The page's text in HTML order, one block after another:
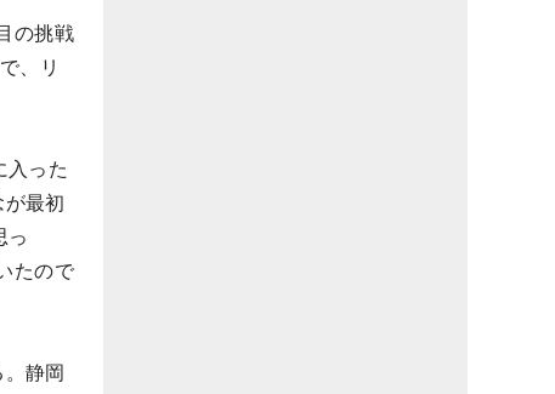
の挑戦
、リ
入った
最初
っ
たので
静岡